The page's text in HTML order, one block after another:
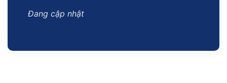
Đang cập nhật